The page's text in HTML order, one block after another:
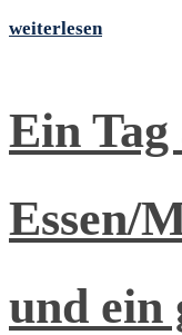
weiterlesen
Ein
Essen/
und ein